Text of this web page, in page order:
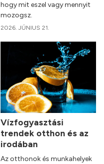
hogy mit eszel vagy mennyit
mozogsz.
2026. JÚNIUS 21.
Vízfogyasztási
trendek otthon és az
irodában
Az otthonok és munkahelyek